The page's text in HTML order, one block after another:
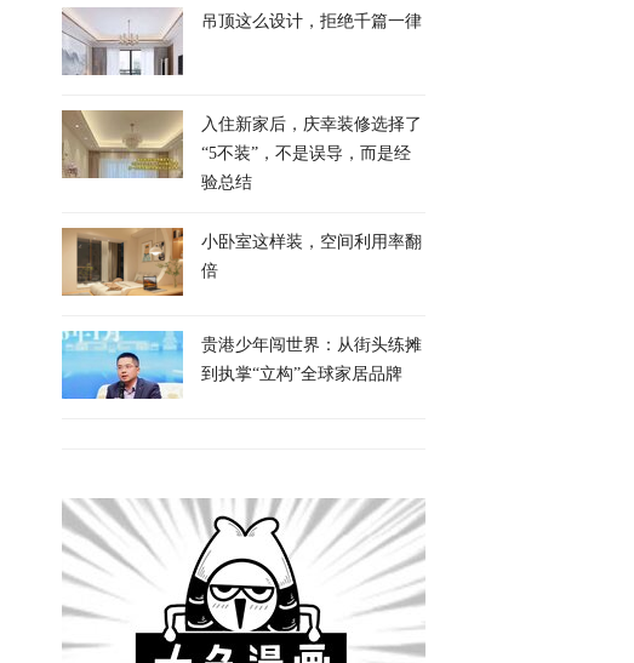
吊顶这么设计，拒绝千篇一律
入住新家后，庆幸装修选择了
“5不装”，不是误导，而是经
验总结
小卧室这样装，空间利用率翻
倍
贵港少年闯世界：从街头练摊
到执掌“立构”全球家居品牌